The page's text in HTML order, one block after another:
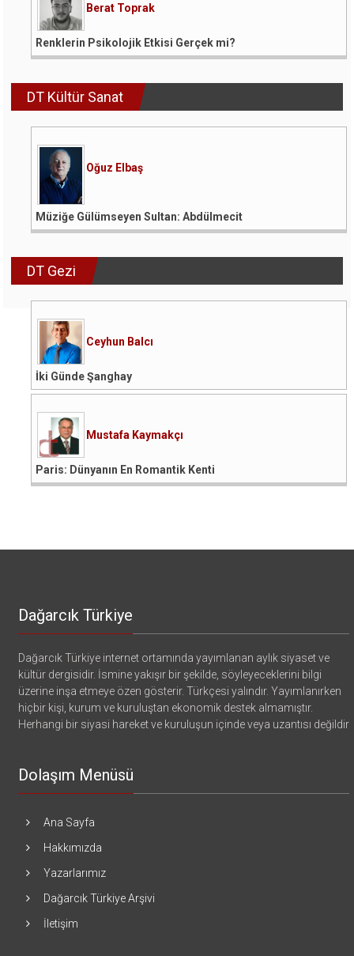
Berat Toprak
Renklerin Psikolojik Etkisi Gerçek mi?
DT Kültür Sanat
Oğuz Elbaş
Müziğe Gülümseyen Sultan: Abdülmecit
DT Gezi
Ceyhun Balcı
İki Günde Şanghay
Mustafa Kaymakçı
Paris: Dünyanın En Romantik Kenti
Dağarcık Türkiye
Dağarcık Türkiye internet ortamında yayımlanan aylık siyaset ve
kültür dergisidir. İsmine yakışır bir şekilde, söyleyeceklerini bilgi
üzerine inşa etmeye özen gösterir. Türkçesi yalındır. Yayımlanırken
hiçbir kişi, kurum ve kuruluştan ekonomik destek almamıştır.
Herhangi bir siyasi hareket ve kuruluşun içinde veya uzantısı değildir
Dolaşım Menüsü
Ana Sayfa
Hakkımızda
Yazarlarımız
Dağarcık Türkiye Arşivi
İletişim